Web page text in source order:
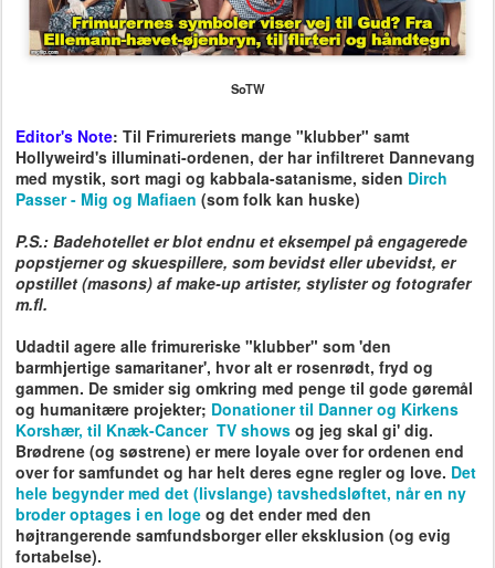
SoTW
Editor's Note: Til Frimureriets mange "klubber" samt
Hollyweird's illuminati-ordenen, der har infiltreret Dannevang
med mystik, sort magi og kabbala-satanisme, siden Dirch
Passer - Mig og Mafiaen (som folk kan huske)
P.S.: Badehotellet er blot endnu et eksempel på engagerede
popstjerner og skuespillere, som bevidst eller ubevidst, er
opstillet (masons) af make-up artister, stylister og fotografer
m.fl.
Udadtil agere alle frimureriske "klubber" som 'den
barmhjertige samaritaner', hvor alt er rosenrødt, fryd og
gammen. De smider sig omkring med penge til gode gøremål
og humanitære projekter; Donationer til Danner og Kirkens
Korshær, til Knæk-Cancer TV shows og jeg skal gi' dig.
Brødrene (og søstrene) er mere loyale over for ordenen end
over for samfundet og har helt deres egne regler og love. Det
hele begynder med det (livslange) tavshedsløftet, når en ny
broder optages i en loge og det ender med den
højtrangerende samfundsborger eller eksklusion (og evig
fortabelse).